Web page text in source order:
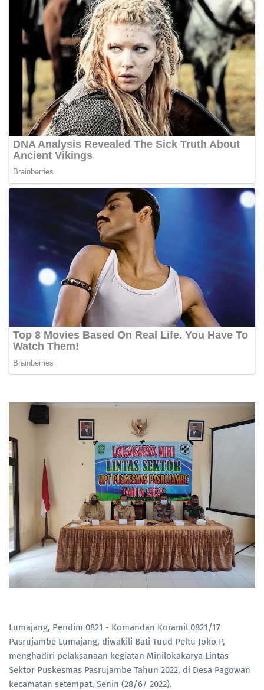
Lumajang, Pendim 0821 - Komandan Koramil 0821/17
Pasrujambe Lumajang, diwakili Bati Tuud Peltu Joko P,
menghadiri pelaksanaan kegiatan Minilokakarya Lintas
Sektor Puskesmas Pasrujambe Tahun 2022, di Desa Pagowan
kecamatan setempat, Senin (28/6/ 2022).